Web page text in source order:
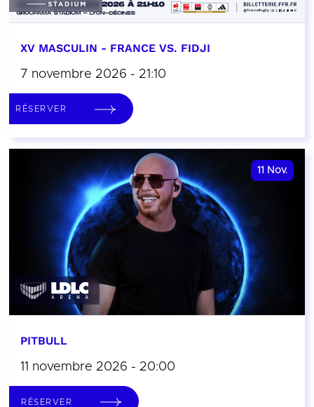
XV MASCULIN - FRANCE VS. FIDJI
7 novembre 2026 - 21:10
RÉSERVER
11 Nov.
PITBULL
11 novembre 2026 - 20:00
RÉSERVER